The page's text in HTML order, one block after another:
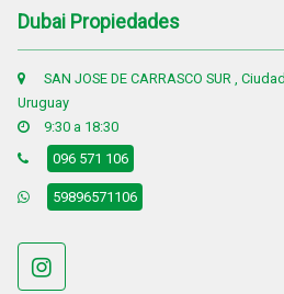
Dubai Propiedades
SAN JOSE DE CARRASCO SUR ,
Uruguay
9:30 a 18:30
096 571 106
59896571106